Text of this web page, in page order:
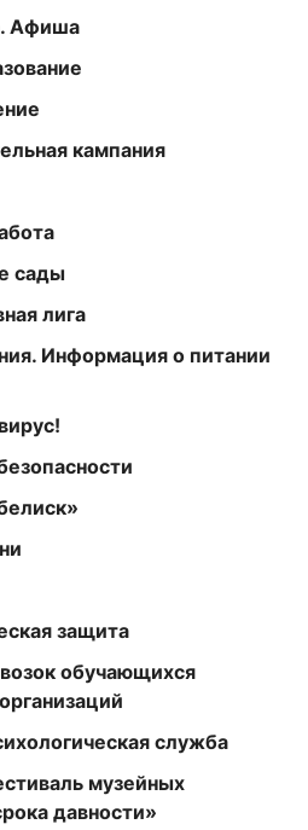
Афиша
кампания
сады
лига
Информация о питании
защита
обучающихся
служба
музейных
давности»